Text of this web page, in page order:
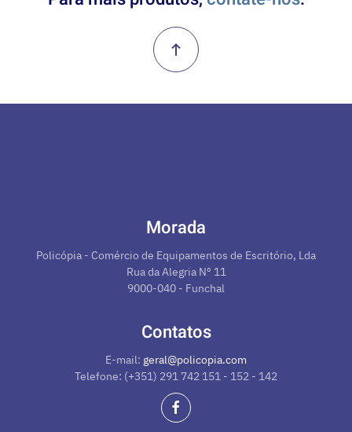
Morada
Policópia - Comércio de Equipamentos de Escritório, Lda
Rua da Alegria Nº 11
9000-040 - Funchal
Contatos
E-mail: geral@policopia.com
Telefone: (+351) 291 742 151 - 152 - 142